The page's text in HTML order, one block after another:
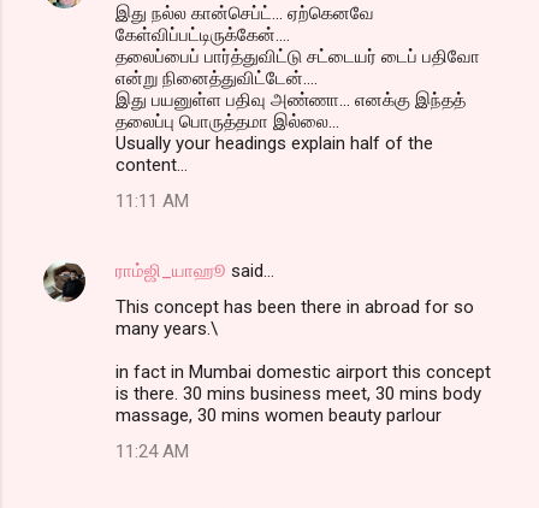
இது நல்ல கான்செப்ட்... ஏற்கெனவே
கேள்விப்பட்டிருக்கேன்....
தலைப்பைப் பார்த்துவிட்டு சட்டையர் டைப் பதிவோ
என்று நினைத்துவிட்டேன்....
இது பயனுள்ள பதிவு அண்ணா... எனக்கு இந்தத்
தலைப்பு பொருத்தமா இல்லை...
Usually your headings explain half of the
content...
11:11 AM
ராம்ஜி_யாஹூ said…
This concept has been there in abroad for so
many years.\
in fact in Mumbai domestic airport this concept
is there. 30 mins business meet, 30 mins body
massage, 30 mins women beauty parlour
11:24 AM